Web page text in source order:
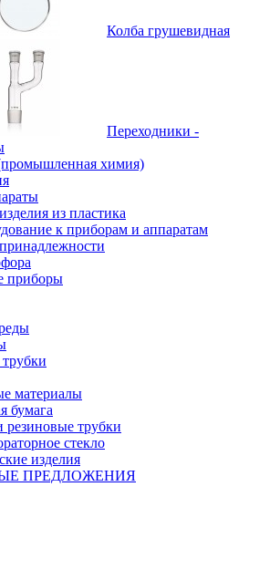
Колба грушевидная
Переходники -
химия)
из пластика
к приборам и аппаратам
приборы
материалы
бумага
трубки
стекло
изделия
ПРЕДЛОЖЕНИЯ